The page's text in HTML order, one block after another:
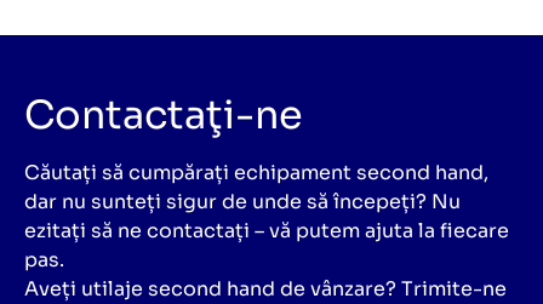
Contactaţi-ne
Căutați să cumpărați echipament second hand,
dar nu sunteți sigur de unde să începeți? Nu
ezitați să ne contactați – vă putem ajuta la fiecare
pas.
Aveți utilaje second hand de vânzare? Trimite-ne